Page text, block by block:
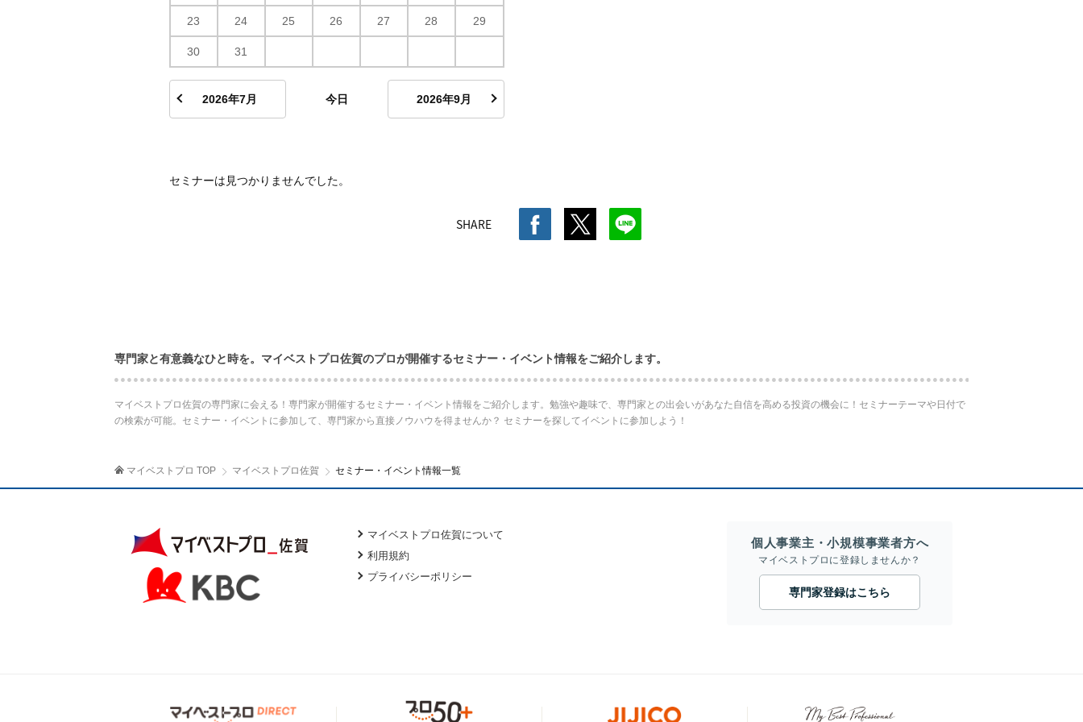
23 24 25 26 27 28 29
30 31
2026年7月 今日 2026年9月
セミナーは見つかりませんでした。
SHARE
専門家と有意義なひと時を。マイベストプロ佐賀のプロが開催するセミナー・イベント情報をご紹介します。
マイベストプロ佐賀の専門家に会える！専門家が開催するセミナー・イベント情報をご紹介します。勉強や趣味で、専門家との出会いがあなた自信を高める投資の機会に！セミナーテーマや日付で
の検索が可能。セミナー・イベントに参加して、専門家から直接ノウハウを得ませんか？ セミナーを探してイベントに参加しよう！
マイベストプロ TOP マイベストプロ佐賀 セミナー・イベント情報一覧
マイベストプロ佐賀について
利用規約
プライバシーポリシー
個人事業主・小規模事業者方へ
マイベストプロに登録しませんか？
専門家登録はこちら